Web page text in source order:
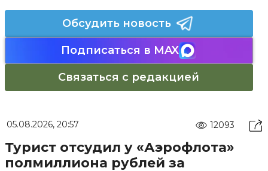
Обсудить новость
Подписаться в MAX
Связаться с редакцией
05.08.2026, 20:57 12093
Турист отсудил у «Аэрофлота»
полмиллиона рублей за